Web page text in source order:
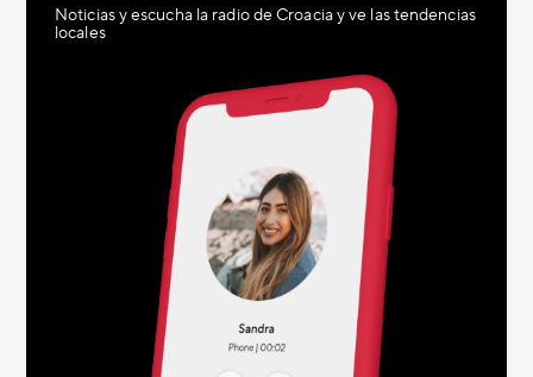
Noticias y escucha la radio de Croacia y ve las tendencias
locales